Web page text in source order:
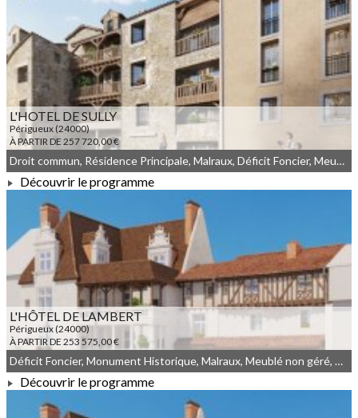
À PARTIR DE 112 525,00 €
L'HOTEL DE SULLY
Périgueux (24000)
À PARTIR DE 257 720,00 €
À PARTIR DE 257 720,00 €
Droit commun, Résidence Principale, Malraux, Déficit Foncier, Meublé non géré, Denormandie
Découvrir le programme
L'HÔTEL DE LAMBERT
Périgueux (24000)
À PARTIR DE 253 575,00 €
Déficit Foncier, Monument Historique, Malraux, Meublé non géré, Droit commun
Découvrir le programme